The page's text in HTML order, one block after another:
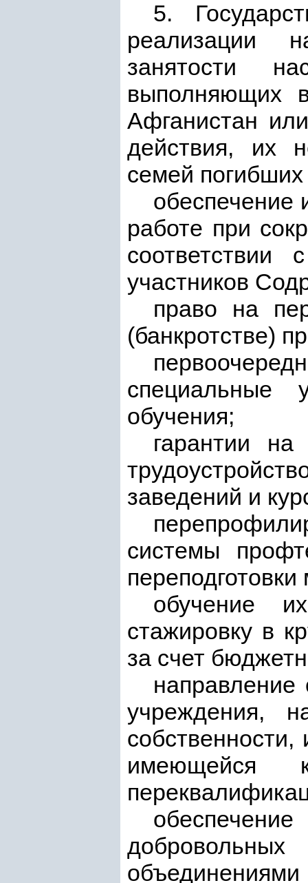
5.
реализации
занятости
выполняющих
Афганистан
действия, их
семей
обеспечение
работе при
соответствии
участников
право на
(банкротстве)
специальные
обучения;
гарантии
заведений и
системы
обучение
стажировку в
за счет
учреждения,
имеющейся